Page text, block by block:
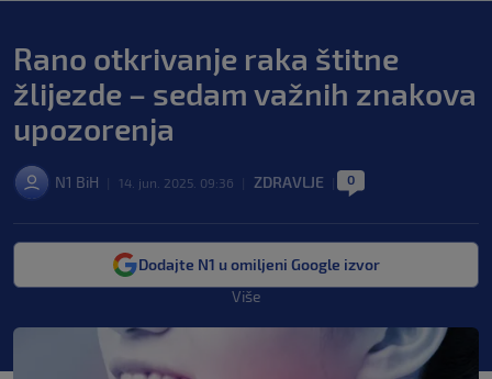
Rano otkrivanje raka štitne
žlijezde – sedam važnih znakova
upozorenja
N1 BiH 14. jun. 2025. 09:36 ZDRAVLJE 0
Dodajte N1 u omiljeni Google izvor
Više